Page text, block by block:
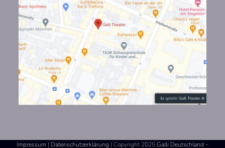
Impressum | Datenschutzerklärung | Copyright 2025Galli Deutschland –